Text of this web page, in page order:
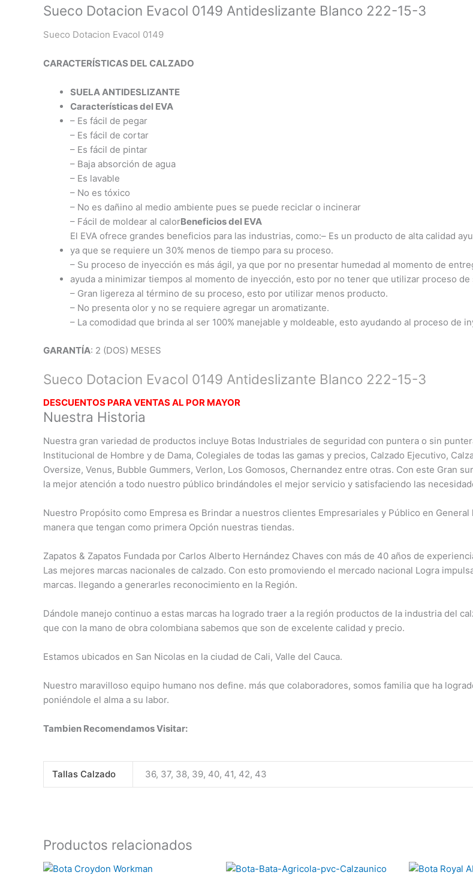
Sueco Dotacion Evacol 0149 Antideslizante Blanco 222-15-3
Sueco Dotacion Evacol 0149
CARACTERÍSTICAS DEL CALZADO
SUELA ANTIDESLIZANTE
Características del EVA
– Es fácil de pegar
– Es fácil de cortar
– Es fácil de pintar
– Baja absorción de agua
– Es lavable
– No es tóxico
– No es dañino al medio ambiente pues se puede reciclar o incinerar
– Fácil de moldear al calorBeneficios del EVA
El EVA ofrece grandes beneficios para las industrias, como:– Es un producto de alta calidad
ya que se requiere un 30% menos de tiempo para su proceso.
– Su proceso de inyección es más ágil, ya que por no presentar humedad al momento de
ayuda a minimizar tiempos al momento de inyección, esto por no tener que utilizar proceso
– Gran ligereza al término de su proceso, esto por utilizar menos producto.
– No presenta olor y no se requiere agregar un aromatizante.
– La comodidad que brinda al ser 100% manejable y moldeable, esto ayudando al proceso
GARANTÍA: 2 (DOS) MESES
Sueco Dotacion Evacol 0149 Antideslizante Blanco 222-15-3
DESCUENTOS PARA VENTAS AL POR MAYOR
Nuestra Historia
Nuestra gran variedad de productos incluye Botas Industriales de seguridad con puntera o sin
Institucional de Hombre y de Dama, Colegiales de todas las gamas y precios, Calzado Ejecutivo,
Oversize, Venus, Bubble Gummers, Verlon, Los Gomosos, Chernandez entre otras. Con este Gran
la mejor atención a todo nuestro público brindándoles el mejor servicio y satisfaciendo las
Nuestro Propósito como Empresa es Brindar a nuestros clientes Empresariales y Público en
manera que tengan como primera Opción nuestras tiendas.
Zapatos & Zapatos Fundada por Carlos Alberto Hernández Chaves con más de 40 años de
Las mejores marcas nacionales de calzado. Con esto promoviendo el mercado nacional Logra
marcas. llegando a generarles reconocimiento en la Región.
Dándole manejo continuo a estas marcas ha logrado traer a la región productos de la industria del
que con la mano de obra colombiana sabemos que son de excelente calidad y precio.
Estamos ubicados en San Nicolas en la ciudad de Cali, Valle del Cauca.
Nuestro maravilloso equipo humano nos define. más que colaboradores, somos familia que ha
poniéndole el alma a su labor.
Tambien Recomendamos Visitar:
Tallas Calzado 36, 37, 38, 39, 40, 41, 42, 43
Productos relacionados
Este